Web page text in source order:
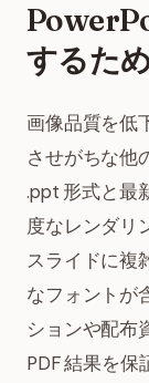
するた
画像品質を低
させがちな他
.ppt 形式と最
度なレンダリ
スライドに複
なフォントが
ションや配布
PDF 結果を保